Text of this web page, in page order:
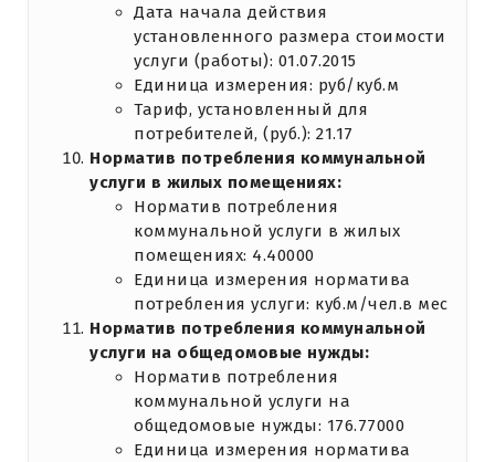
Дата начала действия
установленного размера стоимости
услуги (работы): 01.07.2015
Единица измерения: руб/куб.м
Тариф, установленный для
потребителей, (руб.): 21.17
Норматив потребления коммунальной
услуги в жилых помещениях:
Норматив потребления
коммунальной услуги в жилых
помещениях: 4.40000
Единица измерения норматива
потребления услуги: куб.м/чел.в мес
Норматив потребления коммунальной
услуги на общедомовые нужды:
Норматив потребления
коммунальной услуги на
общедомовые нужды: 176.77000
Единица измерения норматива